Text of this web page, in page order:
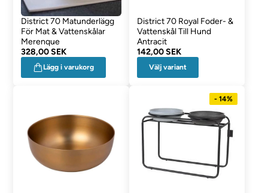
District 70 Matunderlägg
För Mat & Vattenskålar
Merenque
328,00 SEK
Lägg i varukorg
District 70 Royal Foder- &
Vattenskål Till Hund
Antracit
142,00 SEK
Välj variant
- 14%